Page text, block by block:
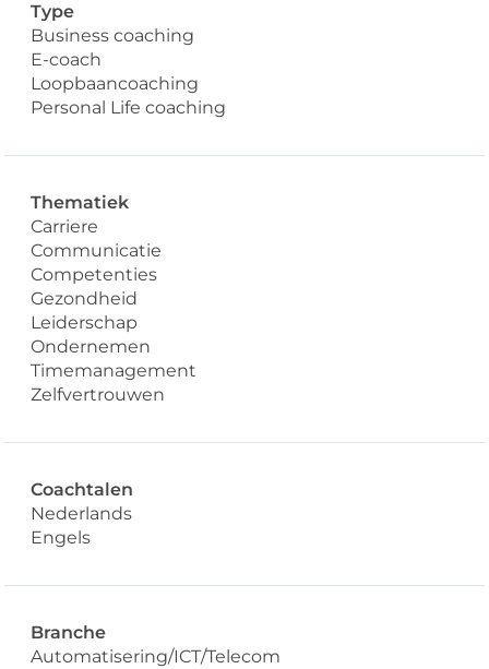
Type
Business coaching
E-coach
Loopbaancoaching
Personal Life coaching
Thematiek
Carriere
Communicatie
Competenties
Gezondheid
Leiderschap
Ondernemen
Timemanagement
Zelfvertrouwen
Coachtalen
Nederlands
Engels
Branche
Automatisering/ICT/Telecom